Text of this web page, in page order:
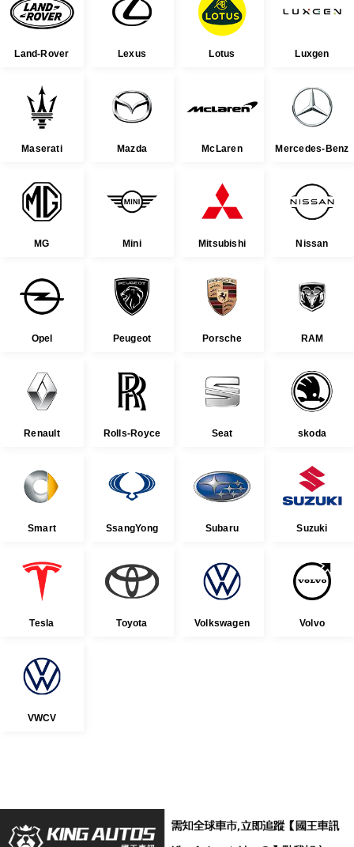
Land-Rover Lexus Lotus Luxgen
Maserati Mazda McLaren Mercedes-Benz
MG Mini Mitsubishi Nissan
Opel Peugeot Porsche RAM
Renault Rolls-Royce Seat skoda
Smart SsangYong Subaru Suzuki
Tesla Toyota Volkswagen Volvo
VWCV